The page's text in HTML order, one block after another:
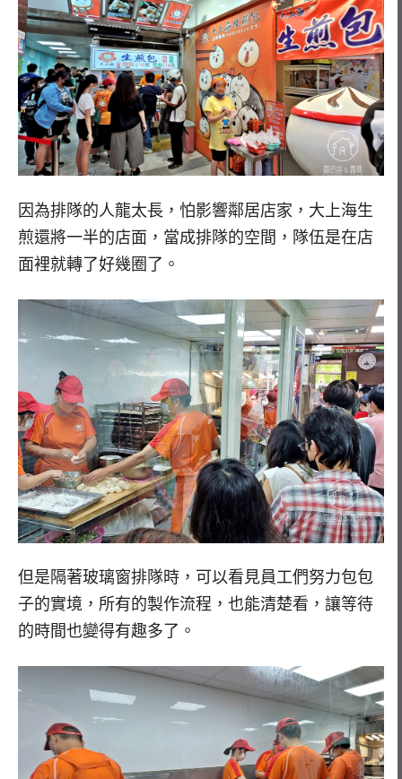
因為排隊的人龍太長，怕影響鄰居店家，大上海生
煎還將一半的店面，當成排隊的空間，隊伍是在店
面裡就轉了好幾圈了。
但是隔著玻璃窗排隊時，可以看見員工們努力包包
子的實境，所有的製作流程，也能清楚看，讓等待
的時間也變得有趣多了。